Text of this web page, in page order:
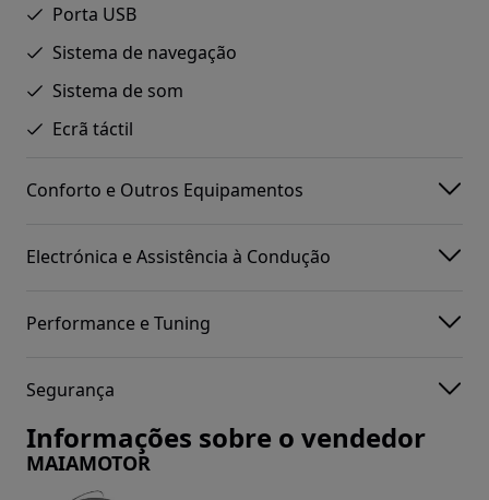
Porta USB
Sistema de navegação
Sistema de som
Ecrã táctil
Conforto e Outros Equipamentos
Electrónica e Assistência à Condução
Performance e Tuning
Segurança
Informações sobre o vendedor
MAIAMOTOR